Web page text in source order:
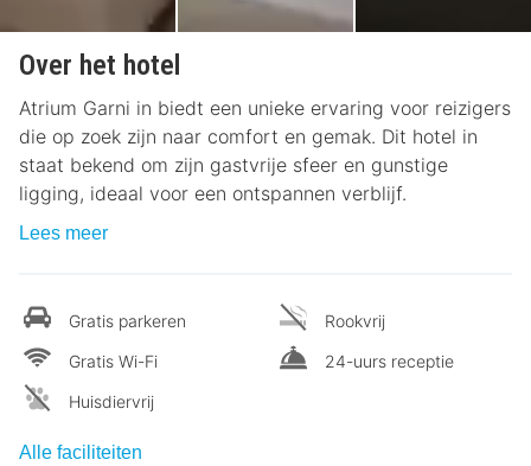
Over het hotel
Atrium Garni in biedt een unieke ervaring voor reizigers
die op zoek zijn naar comfort en gemak. Dit hotel in
staat bekend om zijn gastvrije sfeer en gunstige
ligging, ideaal voor een ontspannen verblijf.
Lees meer
Gratis parkeren
Gratis Wi-Fi
Huisdiervrij
Rookvrij
24-uurs receptie
Alle faciliteiten